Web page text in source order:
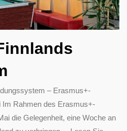
– Erasmus+-
Im Rahmen des Erasmus+-
die Gelegenheit, eine Woche an